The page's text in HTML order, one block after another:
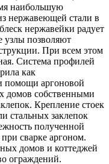
наибольшую
нержавеющей стали в
нержавейки радует
узлы позволяют
При всем этом
Система профилей
как
помощи аргоновой
домов собственными
Крепление стоек
стальных заклепок
полученной
сварке аргоном.
домов и коттеджей
ограждений.